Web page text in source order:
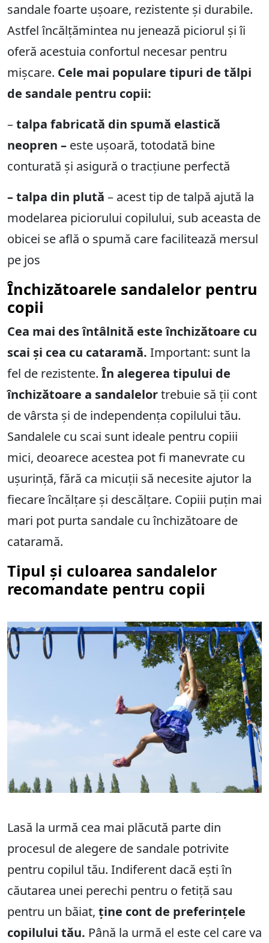
sandale foarte ușoare, rezistente și durabile.
Astfel încălțămintea nu jenează piciorul și îi
oferă acestuia confortul necesar pentru
mișcare. Cele mai populare tipuri de tălpi
de sandale pentru copii:
–talpa fabricată din spumă elastică
neopren – este ușoară, totodată bine
conturată și asigură o tracțiune perfectă
– talpa din plută – acest tip de talpă ajută la
modelarea piciorului copilului, sub aceasta de
obicei se află o spumă care facilitează mersul
pe jos
Închizătoarele sandalelor pentru
copii
Cea mai des întâlnită este închizătoare cu
scai și cea cu cataramă. Important: sunt la
fel de rezistente.În alegerea tipului de
închizătoare a sandalelortrebuie să ții cont
de vârsta și de independența copilului tău.
Sandalele cu scai sunt ideale pentru copiii
mici, deoarece acestea pot fi manevrate cu
ușurință, fără ca micuții să necesite ajutor la
fiecare încălțare și descălțare. Copiii puțin mai
mari pot purta sandale cu închizătoare de
cataramă.
Tipul și culoarea sandalelor
recomandate pentru copii
Lasă la urmă cea mai plăcută parte din
procesul de alegere de sandale potrivite
pentru copilul tău. Indiferent dacă ești în
căutarea unei perechi pentru o fetiță sau
pentru un băiat, ține cont de preferințele
copilului tău. Până la urmă el este cel care va